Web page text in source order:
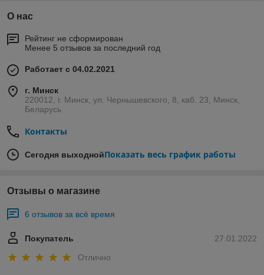
О нас
Рейтинг не сформирован
Менее 5 отзывов за последний год
Работает с 04.02.2021
г. Минск
220012, г. Минск, ул. Чернышевского, 8, каб. 23, Минск,
Беларусь
Контакты
Сегодня выходнойПоказать весь график работы
Отзывы о магазине
6 отзывов за всё время
27.01.2022
Покупатель
Отлично